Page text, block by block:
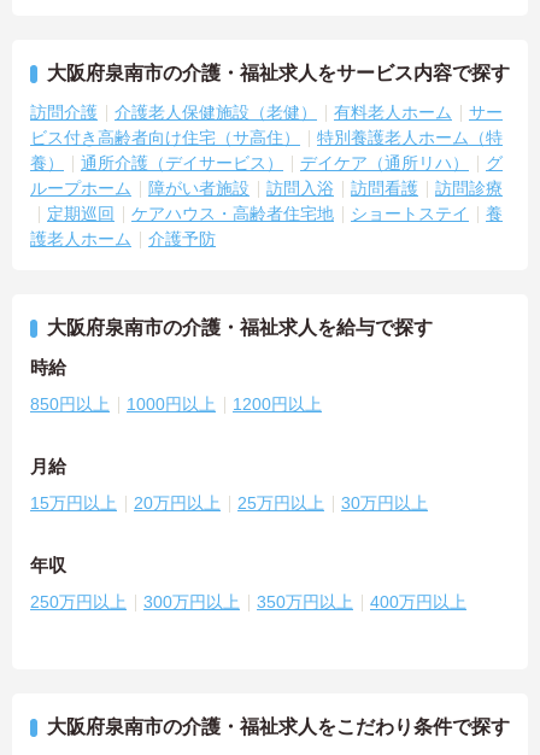
大阪府泉南市の介護・福祉求人をサービス内容で探す
訪問介護 介護老人保健施設（老健） 有料老人ホーム
サー
ビス付き高齢者向け住宅（サ高住）
特別養護老人ホーム（特
養）
通所介護（デイサービス） デイケア（通所リハ）
グ
ループホーム
障がい者施設 訪問入浴 訪問看護
訪問診療
定期巡回
ケアハウス・高齢者住宅地 ショートステイ
養
護老人ホーム
介護予防
大阪府泉南市の介護・福祉求人を給与で探す
時給
850円以上 1000円以上 1200円以上
月給
15万円以上 20万円以上 25万円以上 30万円以上
年収
250万円以上 300万円以上 350万円以上 400万円以上
大阪府泉南市の介護・福祉求人をこだわり条件で探す